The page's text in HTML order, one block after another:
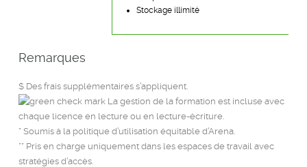
Stockage illimité
Remarques
$ Des frais supplémentaires s’appliquent.
La gestion de la formation est incluse avec
chaque licence en lecture ou en lecture-écriture.
* Soumis à la politique d’utilisation équitable d’Arena.
** Pris en charge uniquement dans les espaces de travail avec
stratégies d’accès.